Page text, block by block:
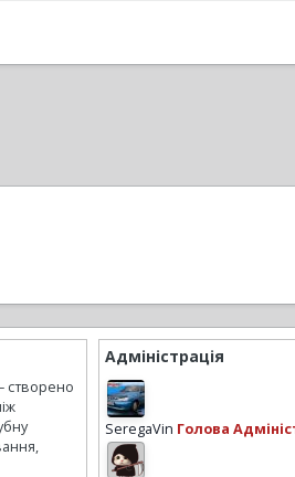
створено
Адміністрація
SeregaVin Голова